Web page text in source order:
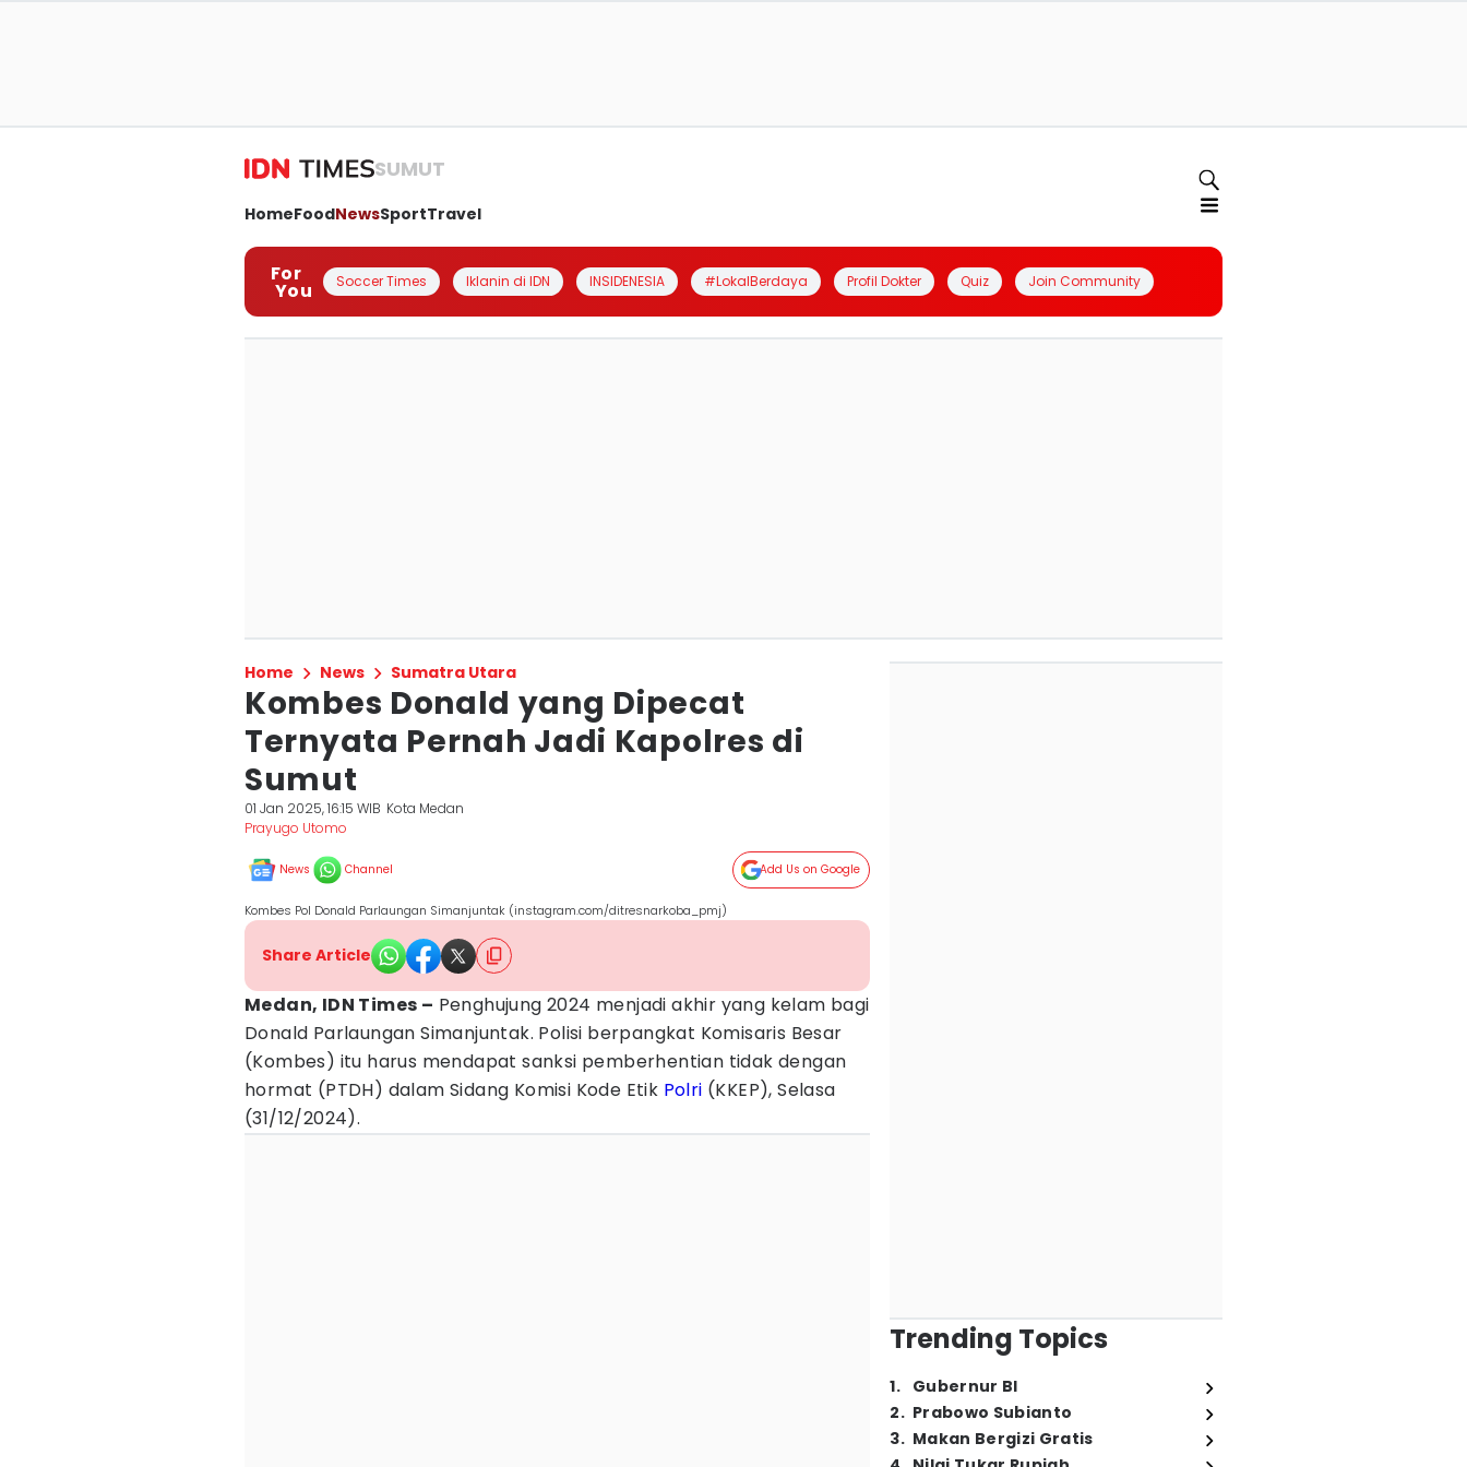
SUMUT
HomeFoodNewsSportTravel
For
You Soccer Times Iklanin di IDN INSIDENESIA #LokalBerdaya Profil Dokter Quiz Join Community
Home News Sumatra Utara
Kombes Donald yang Dipecat
Ternyata Pernah Jadi Kapolres di
Sumut
01 Jan 2025, 16:15 WIB Kota Medan
Prayugo Utomo
News Channel Add Us on Google
Kombes Pol Donald Parlaungan Simanjuntak (instagram.com/ditresnarkoba_pmj)
Share Article
Medan, IDN Times – Penghujung 2024 menjadi akhir yang kelam bagi
Donald Parlaungan Simanjuntak. Polisi berpangkat Komisaris Besar
(Kombes) itu harus mendapat sanksi pemberhentian tidak dengan
hormat (PTDH) dalam Sidang Komisi Kode Etik Polri (KKEP), Selasa
(31/12/2024).
Trending Topics
1. Gubernur BI
2. Prabowo Subianto
3. Makan Bergizi Gratis